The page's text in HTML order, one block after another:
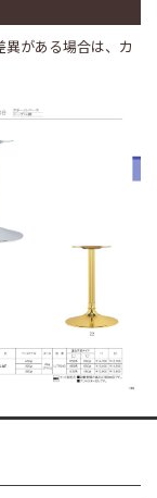
がある場合は、カ